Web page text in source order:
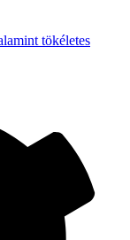
tökéletes